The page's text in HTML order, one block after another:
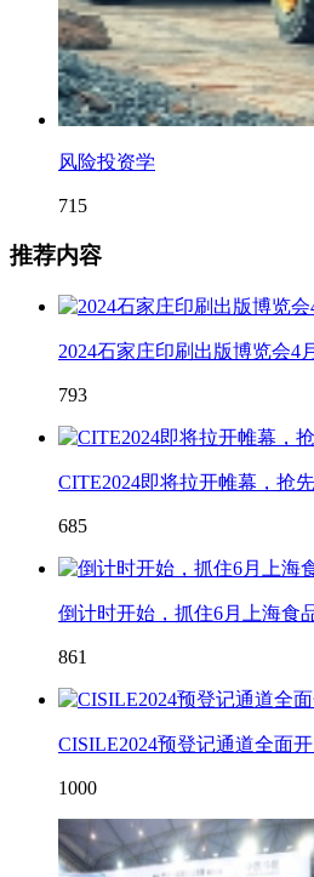
风险投资学
715
推荐内容
2024石家庄印刷出版博览会4
793
CITE2024即将拉开帷幕，抢
685
倒计时开始，抓住6月上海食
861
CISILE2024预登记通道全面开
1000